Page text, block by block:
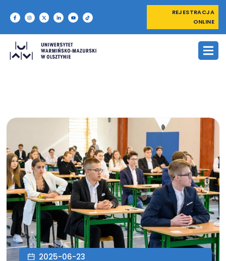
REJESTRACJA
ONLINE
2025-06-23